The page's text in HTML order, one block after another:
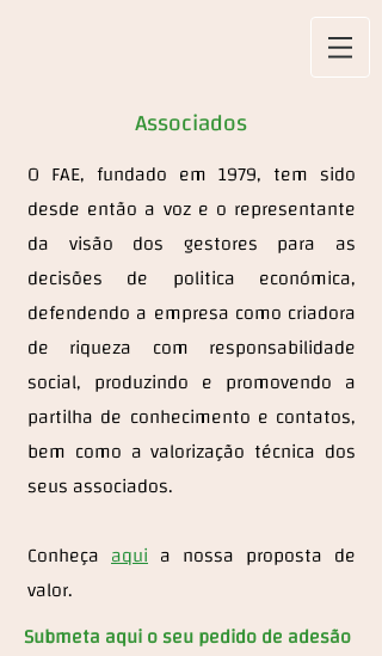
Associados
O FAE, fundado em 1979, tem sido
desde então a voz e o representante
da visão dos gestores para as
decisões de politica económica,
defendendo a empresa como criadora
de riqueza com responsabilidade
social, produzindo e promovendo a
partilha de conhecimento e contatos,
bem como a valorização técnica dos
seus associados.
Conheça aqui a nossa proposta de
valor.
Submeta aqui o seu pedido de adesão